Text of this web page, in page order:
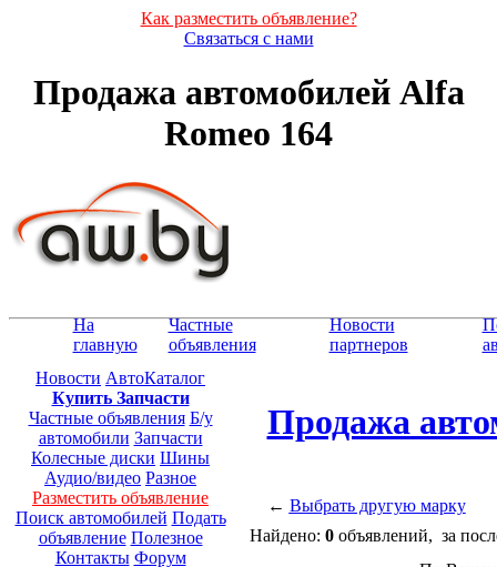
Как разместить объявление?
Связаться с нами
Продажа автомобилей Alfa
Romeo 164
На
главную
Частные
объявления
Новости
партнеров
Новости АвтоКаталог
Купить Запчасти
Частные объявления Б/у
автомобили Запчасти
Колесные диски Шины
Аудио/видео Разное
Разместить объявление
Поиск автомобилей Подать
объявление Полезное
Контакты Форум
Продажа
← Выбрать другую марку
Найдено: 0объявлений, за